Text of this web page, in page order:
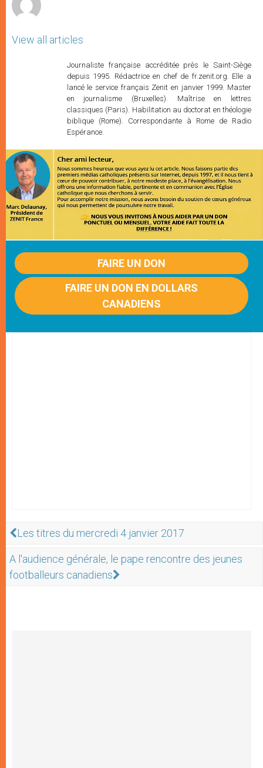
View all articles
Journaliste française accréditée près le Saint-Siège
depuis 1995. Rédactrice en chef de fr.zenit.org. Elle a
lancé le service français Zenit en janvier 1999. Master
en journalisme (Bruxelles). Maîtrise en lettres
classiques (Paris). Habilitation au doctorat en théologie
biblique (Rome). Correspondante à Rome de Radio
Espérance.
FAIRE UN DON
FAIRE UN DON EN DOLLARS
CANADIENS
Les titres du mercredi 4 janvier 2017
A l'audience générale, le pape rencontre des jeunes
footballeurs canadiens